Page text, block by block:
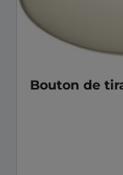
Bouton de